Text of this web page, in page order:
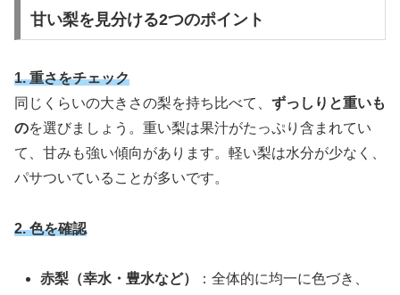
甘い梨を見分ける2つのポイント
1. 重さをチェック
同じくらいの大きさの梨を持ち比べて、 ずっしりと重いも
のを選びましょう。重い梨は果汁がたっぷり含まれてい
て、甘みも強い傾向があります。軽い梨は水分が少なく、
パサついていることが多いです。
2. 色を確認
赤梨（幸水・豊水など）
：全体的に均一に色づき、